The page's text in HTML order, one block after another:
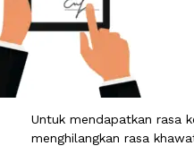
Untuk mendapatkan rasa
menghilangkan rasa